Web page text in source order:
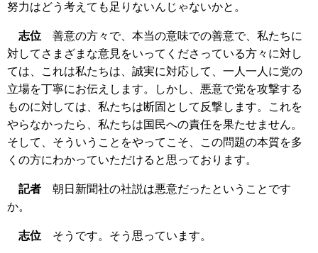
努力はどう考えても足りないんじゃないかと。
志位 善意の方々で、本当の意味での善意で、私たちに
対してさまざまな意見をいってくださっている方々に対し
ては、これは私たちは、誠実に対応して、一人一人に党の
立場を丁寧にお伝えします。しかし、悪意で党を攻撃する
ものに対しては、私たちは断固として反撃します。これを
やらなかったら、私たちは国民への責任を果たせません。
そして、そういうことをやってこそ、この問題の本質を多
くの方にわかっていただけると思っております。
記者 朝日新聞社の社説は悪意だったということです
か。
志位 そうです。そう思っています。